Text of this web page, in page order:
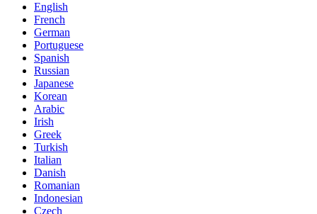
English
French
German
Portuguese
Spanish
Russian
Japanese
Korean
Arabic
Irish
Greek
Turkish
Italian
Danish
Romanian
Indonesian
Czech